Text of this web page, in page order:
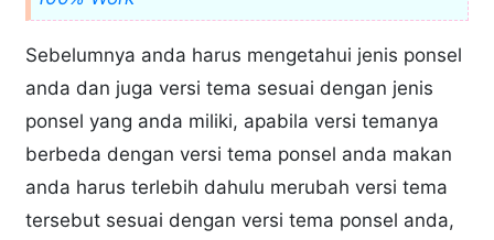
Sebelumnya anda harus mengetahui jenis ponsel
anda dan juga versi tema sesuai dengan jenis
ponsel yang anda miliki, apabila versi temanya
berbeda dengan versi tema ponsel anda makan
anda harus terlebih dahulu merubah versi tema
tersebut sesuai dengan versi tema ponsel anda,